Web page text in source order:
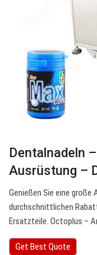
Dentalnadeln
Ausrüstung –
Genießen Sie eine große
durchschnittlichen
Ersatzteile. Octoplus –
Get Best Quote